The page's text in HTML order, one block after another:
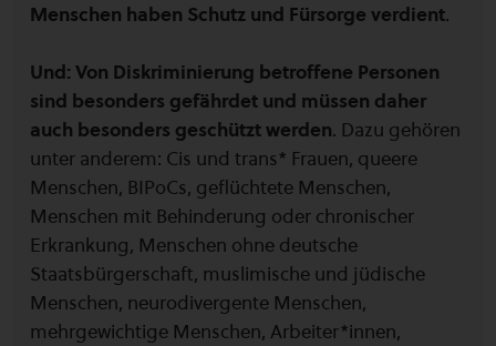
Menschen haben Schutz und Fürsorge verdient.
Und: Von Diskriminierung betroffene Personen
sind besonders gefährdet und müssen daher
auch besonders geschützt werden. Dazu gehören
unter anderem: Cis und trans* Frauen, queere
Menschen, BIPoCs, geflüchtete Menschen,
Menschen mit Behinderung oder chronischer
Erkrankung, Menschen ohne deutsche
Staatsbürgerschaft, muslimische und jüdische
Menschen, neurodivergente Menschen,
mehrgewichtige Menschen, Arbeiter*innen,